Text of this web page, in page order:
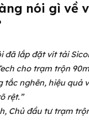
nói gì về
đã lắp đặt vít tải
cho trạm trộn
tắc nghẽn, hiệu quả
rệt.”
Chủ đầu tư trạm